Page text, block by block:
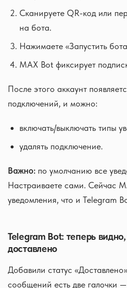
Сканируете QR-код или
на бота.
Нажимаете «Запустить
MAX Bot фиксирует
После этого аккаунт
подключений, и можно:
включать/выключать типы
удалять подключение.
Важно: по умолчанию все
Настраиваете сами. Сейчас
уведомления, что и Telegram
Telegram Bot: теперь
доставлено
Добавили статус
сообщений есть две галочки